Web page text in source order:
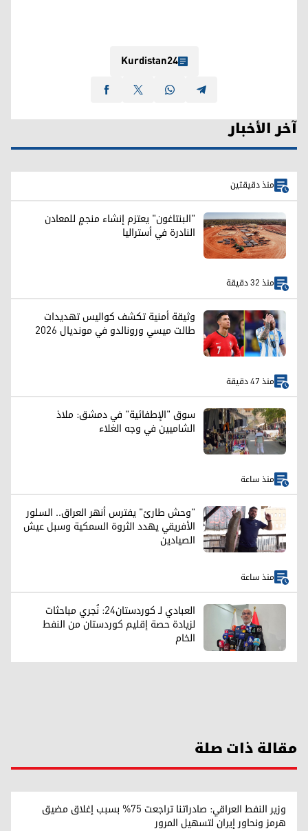
Kurdistan24
آخر الأخبار
منذ دقيقتين
"البنتاغون" يعتزم إنشاء منجمٍ للمعادن
النادرة في أستراليا
منذ 32 دقيقة
وثيقة أمنية تكشف كواليس تهديدات
طالت ميسي ورونالدو في مونديال 2026
منذ 47 دقيقة
سوق "الإطفائية" في دمشق: ملاذ
الشاميين في وجه الغلاء
منذ ساعة
"وحش طارئ" يفترس أنهر العراق.. السلور
الأفريقي يهدد الثروة السمكية وسبل عيش
الصيادين
منذ ساعة
العبادي لـ كوردستان24: نُجري مباحثات
لزيادة حصة إقليم كوردستان من النفط
الخام
مقالة ذات صلة
وزير النفط العراقي: صادراتنا تراجعت 75% بسبب إغلاق مضيق
هرمز ونحاور إيران لتسهيل المرور